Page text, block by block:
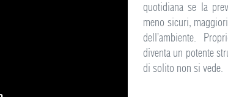
quotidiana se la
meno sicuri,
dell’ambiente.
diventa un potente
di solito non si vede.